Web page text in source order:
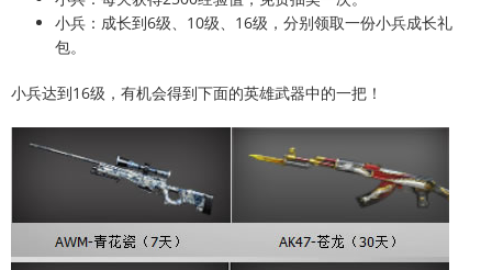
小兵：成长到6级、10级、16级，分别领取一份小兵成长礼
包。
小兵达到16级，有机会得到下面的英雄武器中的一把！